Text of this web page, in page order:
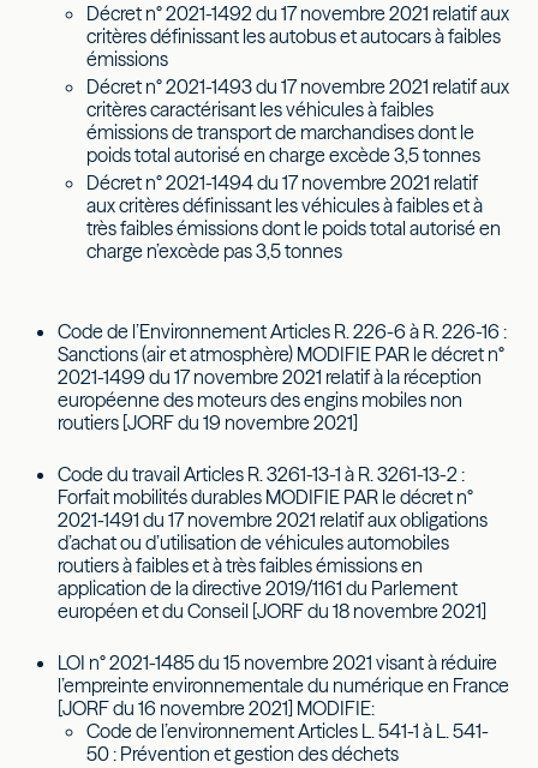
Décret n° 2021-1492 du 17 novembre 2021 relatif aux
critères définissant les autobus et autocars à faibles
émissions
Décret n° 2021-1493 du 17 novembre 2021 relatif aux
critères caractérisant les véhicules à faibles
émissions de transport de marchandises dont le
poids total autorisé en charge excède 3,5 tonnes
Décret n° 2021-1494 du 17 novembre 2021 relatif
aux critères définissant les véhicules à faibles et à
très faibles émissions dont le poids total autorisé en
charge n’excède pas 3,5 tonnes
Code de l’Environnement Articles R. 226-6 à R. 226-16 :
Sanctions (air et atmosphère) MODIFIE PAR le décret n°
2021-1499 du 17 novembre 2021 relatif à la réception
européenne des moteurs des engins mobiles non
routiers [JORF du 19 novembre 2021]
Code du travail Articles R. 3261-13-1 à R. 3261-13-2 :
Forfait mobilités durables MODIFIE PAR le décret n°
2021-1491 du 17 novembre 2021 relatif aux obligations
d’achat ou d’utilisation de véhicules automobiles
routiers à faibles et à très faibles émissions en
application de la directive 2019/1161 du Parlement
européen et du Conseil [JORF du 18 novembre 2021]
LOI n° 2021-1485 du 15 novembre 2021 visant à réduire
l’empreinte environnementale du numérique en France
[JORF du 16 novembre 2021] MODIFIE:
Code de l’environnement Articles L. 541-1 à L. 541-
50 : Prévention et gestion des déchets